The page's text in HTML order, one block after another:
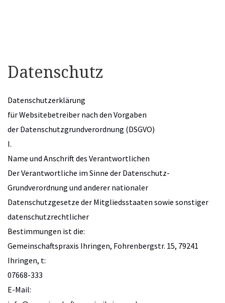
Datenschutz
Datenschutzerklärung
für Websitebetreiber nach den Vorgaben
der Datenschutzgrundverordnung (DSGVO)
I.
Name und Anschrift des Verantwortlichen
Der Verantwortliche im Sinne der Datenschutz-
Grundverordnung und anderer nationaler
Datenschutzgesetze der Mitgliedsstaaten sowie sonstiger
datenschutzrechtlicher
Bestimmungen ist die:
Gemeinschaftspraxis Ihringen, Fohrenbergstr. 15, 79241
Ihringen, t:
07668-333
E-Mail: